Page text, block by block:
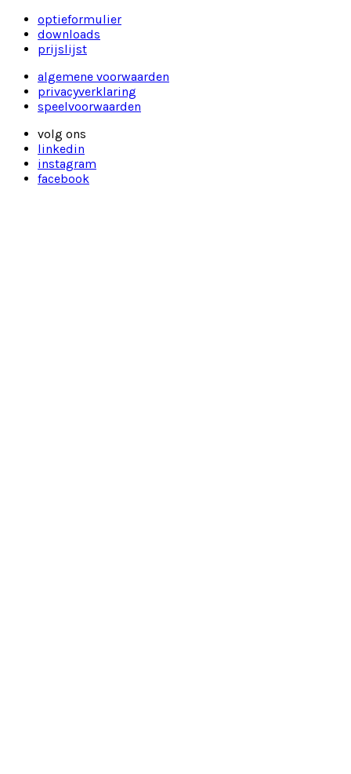
optieformulier
downloads
prijslijst
algemene voorwaarden
privacyverklaring
speelvoorwaarden
volg ons
linkedin
instagram
facebook